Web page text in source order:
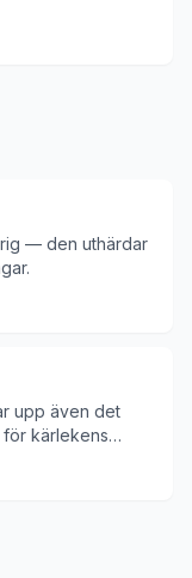
— den uthärdar
upp även det
kärlekens